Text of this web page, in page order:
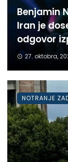
Benjamin
Iran je
odgovor
27. oktobra,
NOTRANJE